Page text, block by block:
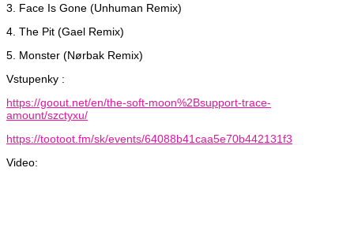
3. Face Is Gone (Unhuman Remix)
4. The Pit (Gael Remix)
5. Monster (Nørbak Remix)
Vstupenky :
https://goout.net/en/the-soft-moon%2Bsupport-trace-
amount/szctyxu/
https://tootoot.fm/sk/events/64088b41caa5e70b442131f3
Video: